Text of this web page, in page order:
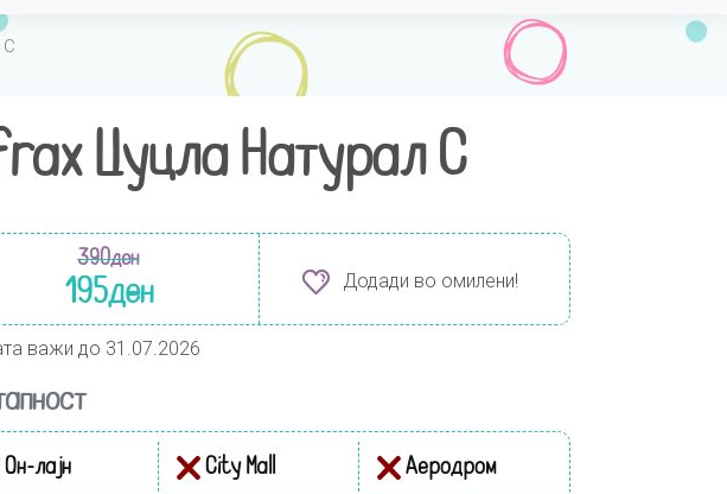
С
Цуцла Натурал С
390ден
195ден Додади во омилени!
важи до 31.07.2026
Он-лајн City Mall Аеродром